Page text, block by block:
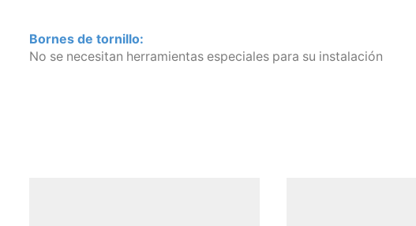
Bornes de tornillo:
No se necesitan herramientas especiales para su instalación